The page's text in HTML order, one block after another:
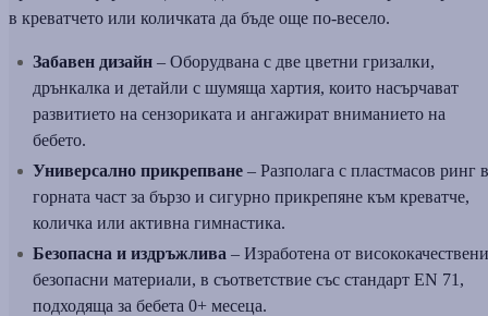
в креватчето или количката да бъде още по-весело.
Забавен дизайн – Оборудвана с две цветни гризалки,
дрънкалка и детайли с шумяща хартия, които насърчават
развитието на сензориката и ангажират вниманието на
бебето.
Универсално прикрепване – Разполага с пластмасов ринг в
горната част за бързо и сигурно прикрепяне към креватче,
количка или активна гимнастика.
Безопасна и издръжлива – Изработена от
безопасни материали, в съответствие със стандарт EN 71,
подходяща за бебета 0+ месеца.